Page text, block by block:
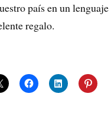
país en un
regalo.